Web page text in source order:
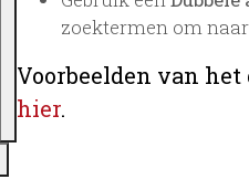
zoektermen om
Voorbeelden van
hier.